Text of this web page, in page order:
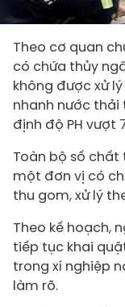
Theo cơ quan
có chứa thủy
không được xử
nhanh nước thải
định độ PH vượt
Toàn bộ số
một đơn vị có
thu gom, xử lý
Theo kế hoạch,
tiếp tục khai
trong xí nghiệp
làm rõ.